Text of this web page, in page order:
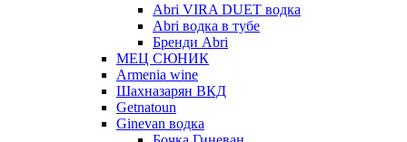
Abri VIRA DUET водка
Abri водка в тубе
Бренди Abri
МЕЦ СЮНИК
Armenia wine
Шахназарян ВКД
Getnatoun
Ginevan водка